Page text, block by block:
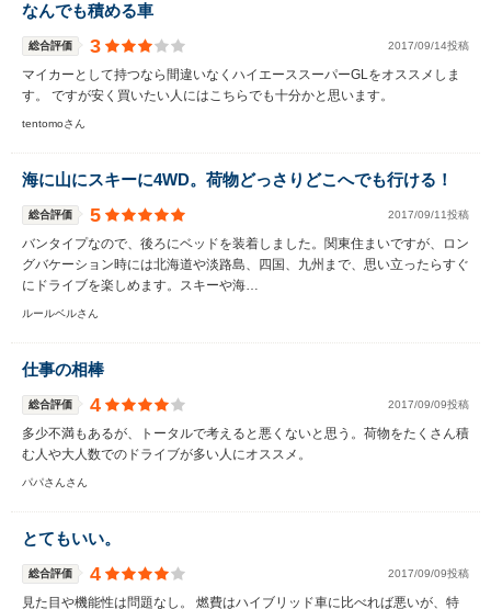
なんでも積める車
総合評価 3 2017/09/14投稿
マイカーとして持つなら間違いなくハイエーススーパーGLをオススメしま
す。 ですが安く買いたい人にはこちらでも十分かと思います。
tentomoさん
海に山にスキーに4WD。荷物どっさりどこへでも行ける！
総合評価 5 2017/09/11投稿
バンタイプなので、後ろにベッドを装着しました。関東住まいですが、ロン
グバケーション時には北海道や淡路島、四国、九州まで、思い立ったらすぐ
にドライブを楽しめます。スキーや海…
ルールベルさん
仕事の相棒
総合評価 4 2017/09/09投稿
多少不満もあるが、トータルで考えると悪くないと思う。荷物をたくさん積
む人や大人数でのドライブが多い人にオススメ。
パパさんさん
とてもいい。
総合評価 4 2017/09/09投稿
見た目や機能性は問題なし。 燃費はハイブリッド車に比べれば悪いが、特